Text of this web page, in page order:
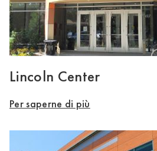
Lincoln Center
Per saperne di più